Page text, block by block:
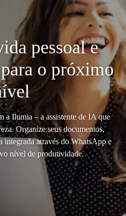
pessoal e
o próximo
a Ilumia – a assistente de IA que
Organize seus documentos,
integrada através do WhatsApp e
nível de produtividade.